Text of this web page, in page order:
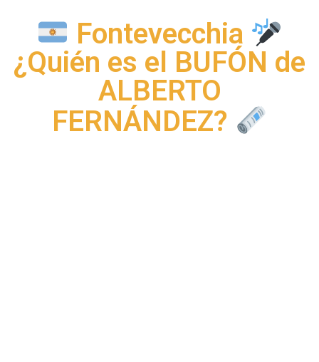
Fontevecchia
¿Quién es el BUFÓN de
ALBERTO
FERNÁNDEZ?